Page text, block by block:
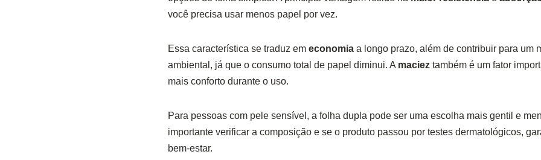
você precisa usar menos papel por vez.
Essa característica se traduz em economiaa longo prazo, além de contribuir para um
ambiental, já que o consumo total de papel diminui. A macieztambém é um fator
mais conforto durante o uso.
Para pessoas com pele sensível, a folha dupla pode ser uma escolha mais gentil e
importante verificar a composição e se o produto passou por testes dermatológicos,
bem-estar.